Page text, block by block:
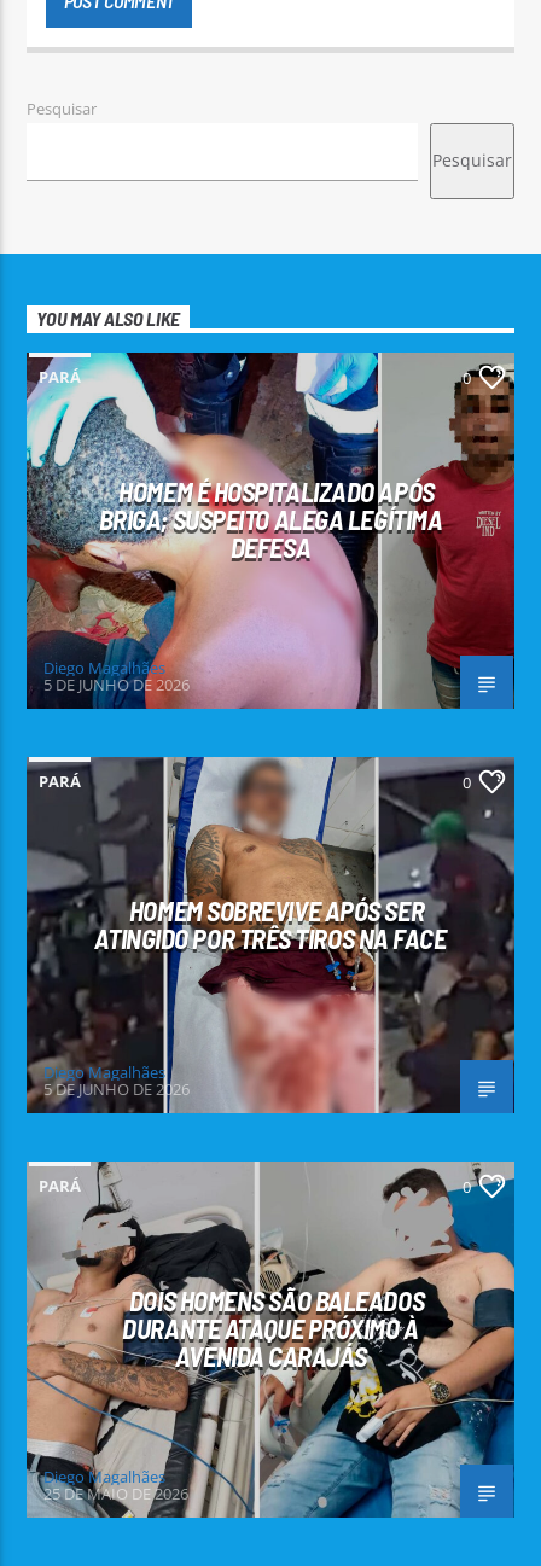
Pesquisar
Pesquisar
YOU MAY ALSO LIKE
PARÁ 0
HOMEM É HOSPITALIZADO APÓS
BRIGA; SUSPEITO ALEGA LEGÍTIMA
DEFESA
Diego Magalhães
5 DE JUNHO DE 2026
PARÁ 0
HOMEM SOBREVIVE APÓS SER
ATINGIDO POR TRÊS TIROS NA FACE
Diego Magalhães
5 DE JUNHO DE 2026
PARÁ 0
DOIS HOMENS SÃO BALEADOS
DURANTE ATAQUE PRÓXIMO À
AVENIDA CARAJÁS
Diego Magalhães
25 DE MAIO DE 2026